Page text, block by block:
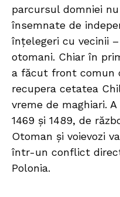
parcursul domniei
însemnate de
înțelegeri cu vecinii
otomani. Chiar în
a făcut front comun
recupera cetatea
vreme de maghiari.
1469 și 1489, de
Otoman și voievozi
într-un conflict
Polonia.